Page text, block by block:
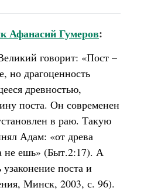
Афанасий Гумеров:
говорит: «Пост –
но драгоценность
древностью,
поста. Он современен
в раю. Такую
Адам: «от древа
не ешь» (Быт.2:17). А
узаконение поста и
Минск, 2003, с. 96).